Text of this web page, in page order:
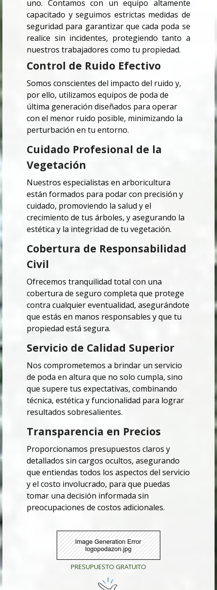
uno. Contamos con un equipo altamente
capacitado y seguimos estrictas medidas de
seguridad para garantizar que cada poda se
realice sin incidentes, protegiendo tanto a
nuestros trabajadores como tu propiedad.
Control de Ruido Efectivo
Somos conscientes del impacto del ruido y,
por ello, utilizamos equipos de poda de
última generación diseñados para operar
con el menor ruido posible, minimizando la
perturbación en tu entorno.
Cuidado Profesional de la
Vegetación
Nuestros especialistas en arboricultura
están formados para podar con precisión y
cuidado, promoviendo la salud y el
crecimiento de tus árboles, y asegurando la
estética y la integridad de tu vegetación.
Cobertura de Responsabilidad
Civil
Ofrecemos tranquilidad total con una
cobertura de seguro completa que protege
contra cualquier eventualidad, asegurándote
que estás en manos responsables y que tu
propiedad está segura.
Servicio de Calidad Superior
Nos comprometemos a brindar un servicio
de poda en altura que no solo cumpla, sino
que supere tus expectativas, combinando
técnica, estética y funcionalidad para lograr
resultados sobresalientes.
Transparencia en Precios
Proporcionamos presupuestos claros y
detallados sin cargos ocultos, asegurando
que entiendas todos los aspectos del servicio
y el costo involucrado, para que puedas
tomar una decisión informada sin
preocupaciones de costos adicionales.
PRESUPUESTO GRATUITO